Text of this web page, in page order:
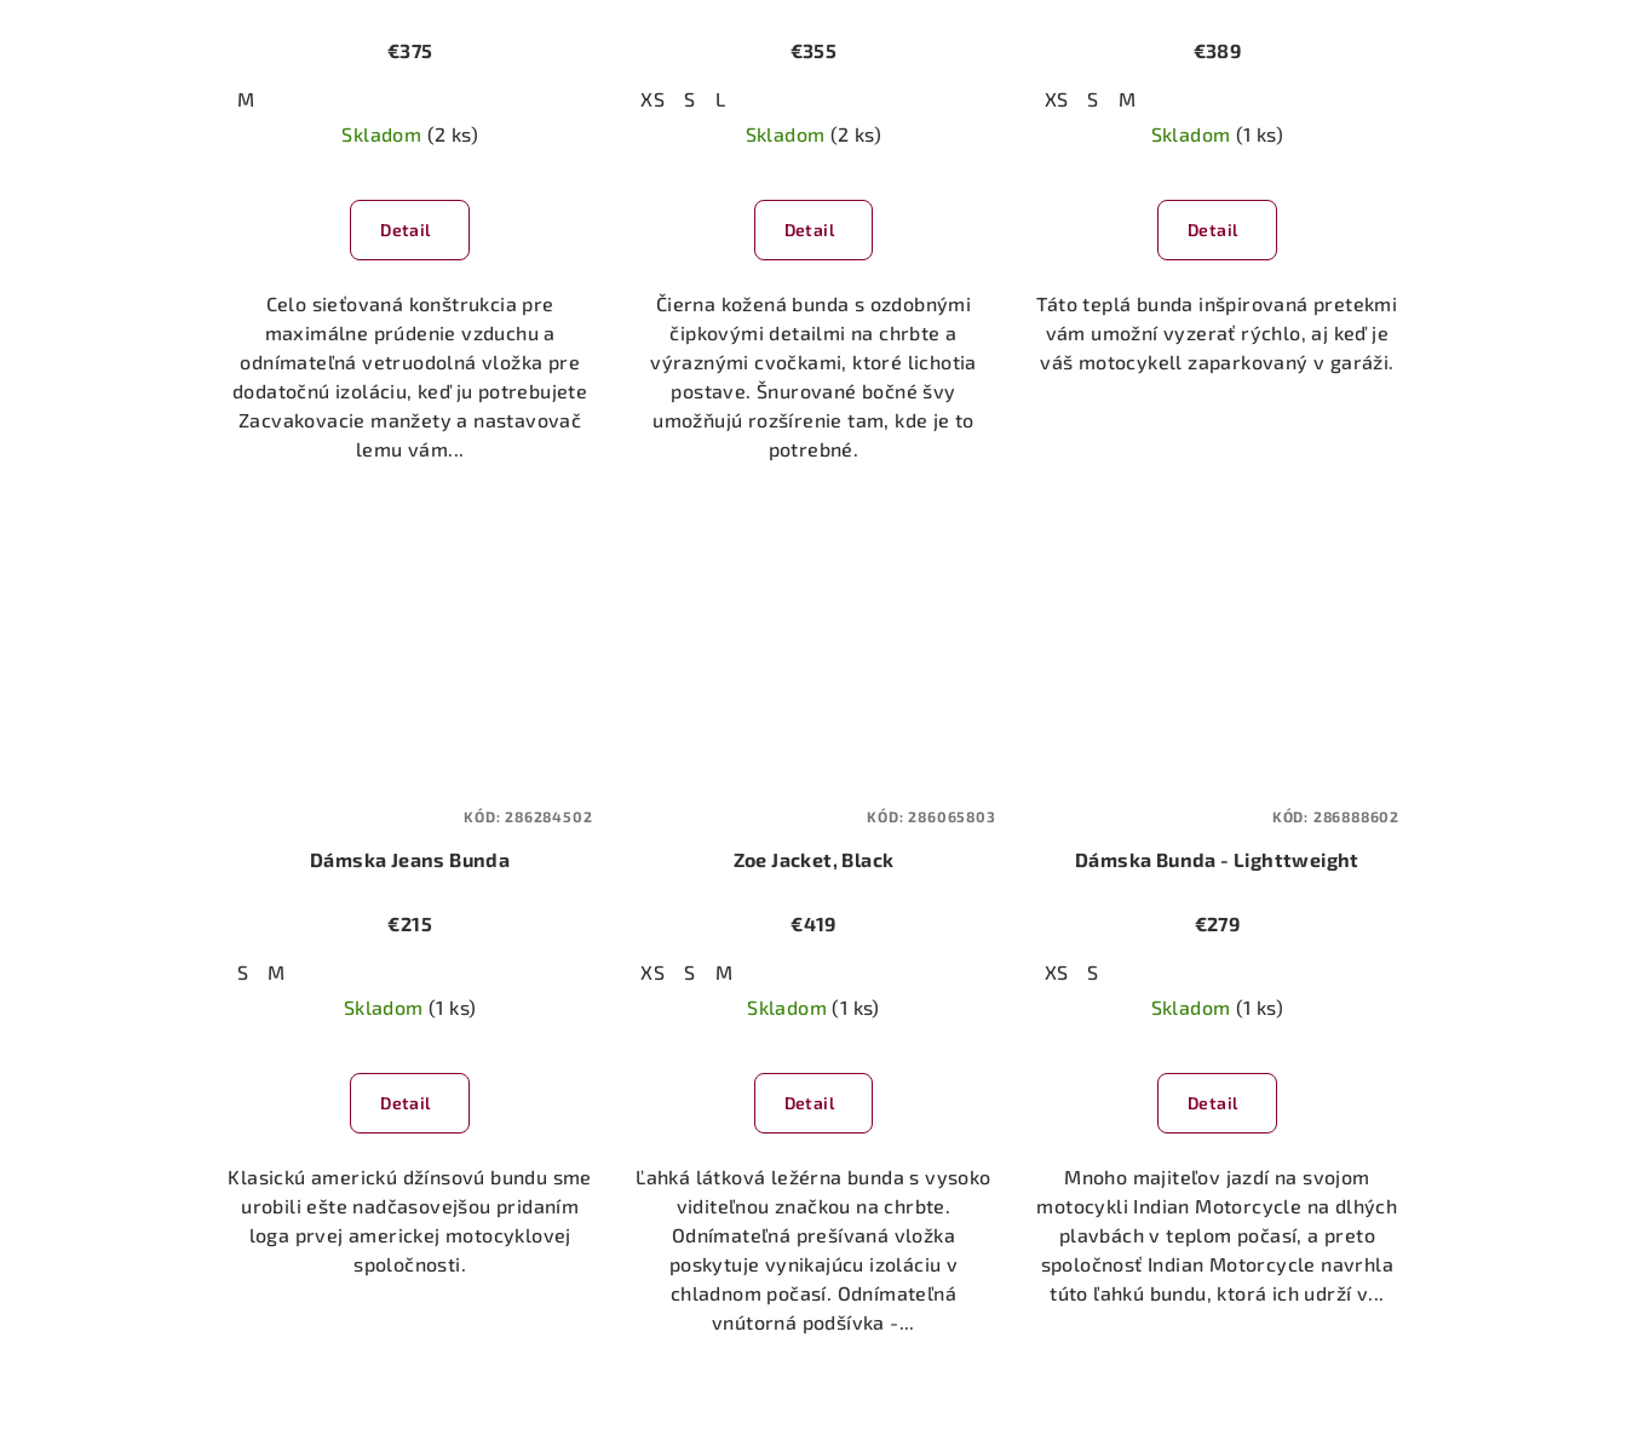
€375
M
Skladom (2 ks)
hodnotenie
produktu
je
5,0
z
hviezdičiek.
Detail
Celo sieťovaná konštrukcia pre
maximálne prúdenie vzduchu a
odnímateľná vetruodolná vložka pre
dodatočnú izoláciu, keď ju potrebujete
Zacvakovacie manžety a nastavovač
lemu vám...
€355
XS S
L
Skladom (2 ks)
Detail
Čierna kožená bunda s ozdobnými
čipkovými detailmi na chrbte a
výraznými cvočkami, ktoré lichotia
postave. Šnurované bočné švy
umožňujú rozšírenie tam, kde je to
potrebné.
€389
XS S
M
Skladom (1 ks)
Detail
Táto teplá bunda inšpirovaná pretekmi
vám umožní vyzerať rýchlo, aj keď je
váš motocykell zaparkovaný v garáži.
Dámska Jeans Bunda
€215
S
M
Skladom(1 ks)
hodnotenie
produktu
je
5,0
5
hviezdičiek.
Detail
Klasickú americkú džínsovú bundu sme
urobili ešte nadčasovejšou pridaním
loga prvej americkej motocyklovej
spoločnosti.
KÓD:286284502
Zoe Jacket, Black
€419
XS S
M
Skladom(1 ks)
Detail
Ľahká látková ležérna bunda s vysoko
viditeľnou značkou na chrbte.
Odnímateľná prešívaná vložka
poskytuje vynikajúcu izoláciu v
chladnom počasí. Odnímateľná
vnútorná podšívka -...
KÓD:286065803
Dámska Bunda - Lighttweight
€279
XS
S
Skladom (1 ks)
Detail
Mnoho majiteľov jazdí na svojom
motocykli Indian Motorcycle na dlhých
plavbách v teplom počasí, a preto
spoločnosť Indian Motorcycle navrhla
túto ľahkú bundu, ktorá ich udrží v...
KÓD: 286888602